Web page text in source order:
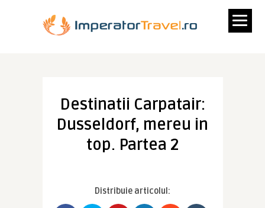
Destinatii Carpatair:
Dusseldorf, mereu in
top. Partea 2
Distribuie articolul: